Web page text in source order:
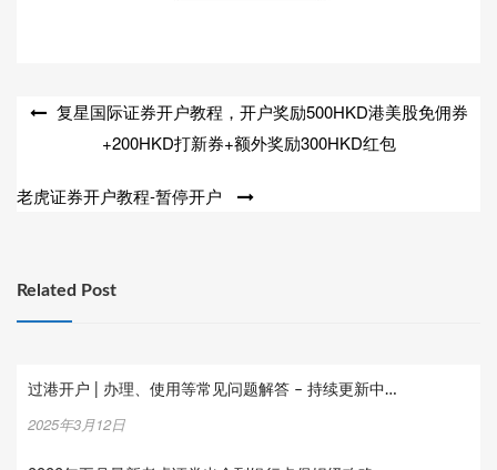
文
复星国际证券开户教程，开户奖励500HKD港美股免佣券
+200HKD打新券+额外奖励300HKD红包
老虎证券开户教程-暂停开户
Related Post
过港开户 | 办理、使用等常见问题解答 – 持续更新中…
2025年3月12日